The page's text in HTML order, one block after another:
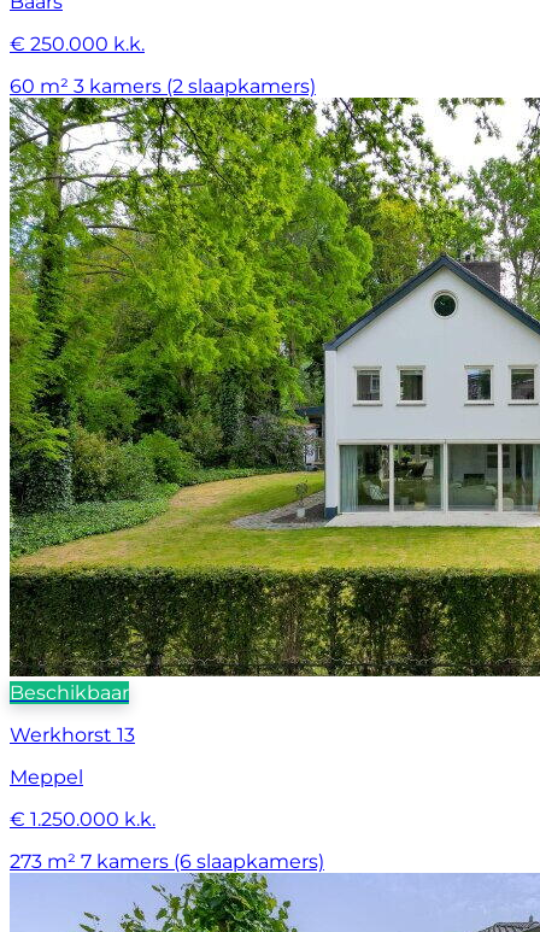
€ 250.000 k.k.
60 m² 3 kamers (2 slaapkamers)
Beschikbaar
Werkhorst 13
Meppel
€ 1.250.000 k.k.
273 m² 7 kamers (6 slaapkamers)